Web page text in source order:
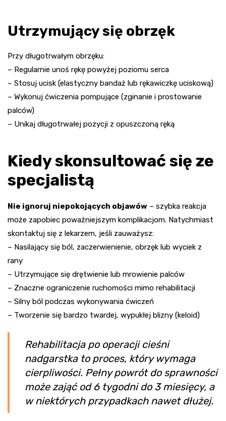
Utrzymujący się obrzęk
Przy długotrwałym obrzęku:
– Regularnie unoś rękę powyżej poziomu serca
– Stosuj ucisk (elastyczny bandaż lub rękawiczkę uciskową)
– Wykonuj ćwiczenia pompujące (zginanie i prostowanie
palców)
– Unikaj długotrwałej pozycji z opuszczoną ręką
Kiedy skonsultować się ze
specjalistą
Nie ignoruj niepokojących objawów – szybka reakcja
może zapobiec poważniejszym komplikacjom. Natychmiast
skontaktuj się z lekarzem, jeśli zauważysz:
– Nasilający się ból, zaczerwienienie, obrzęk lub wyciek z
rany
– Utrzymujące się drętwienie lub mrowienie palców
– Znaczne ograniczenie ruchomości mimo rehabilitacji
– Silny ból podczas wykonywania ćwiczeń
– Tworzenie się bardzo twardej, wypukłej blizny (keloid)
Rehabilitacja po operacji cieśni
nadgarstka to proces, który wymaga
cierpliwości. Pełny powrót do sprawności
może zająć od 6 tygodni do 3 miesięcy, a
w niektórych przypadkach nawet dłużej.